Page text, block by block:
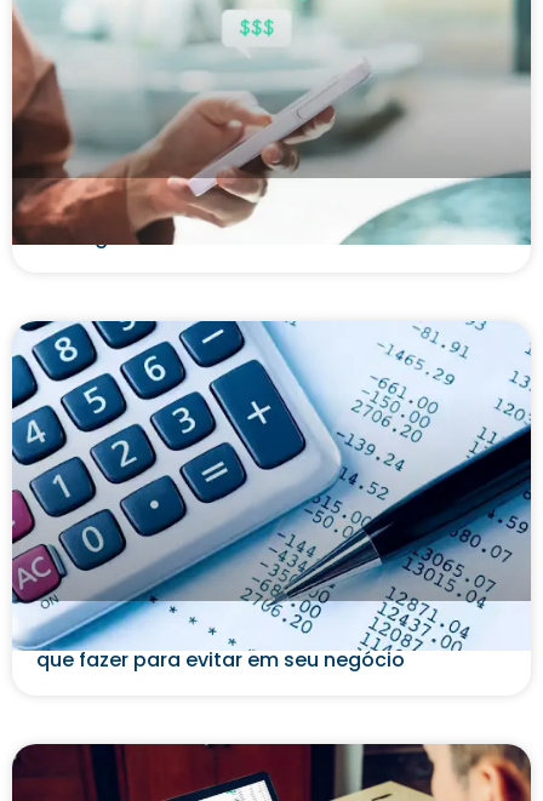
Cobrança pelo WhatsApp é legal? Conheça as
vantagens do canal e como utilizá-lo
Cobrança indevida: o que é, consequências e o
que fazer para evitar em seu negócio